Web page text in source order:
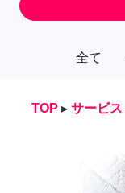
全て
TOP ▸ サービス